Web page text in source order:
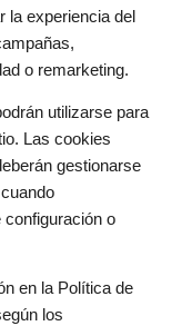
la experiencia del
o remarketing.
utilizarse para
Las cookies
gestionarse
o
en la Política de
los